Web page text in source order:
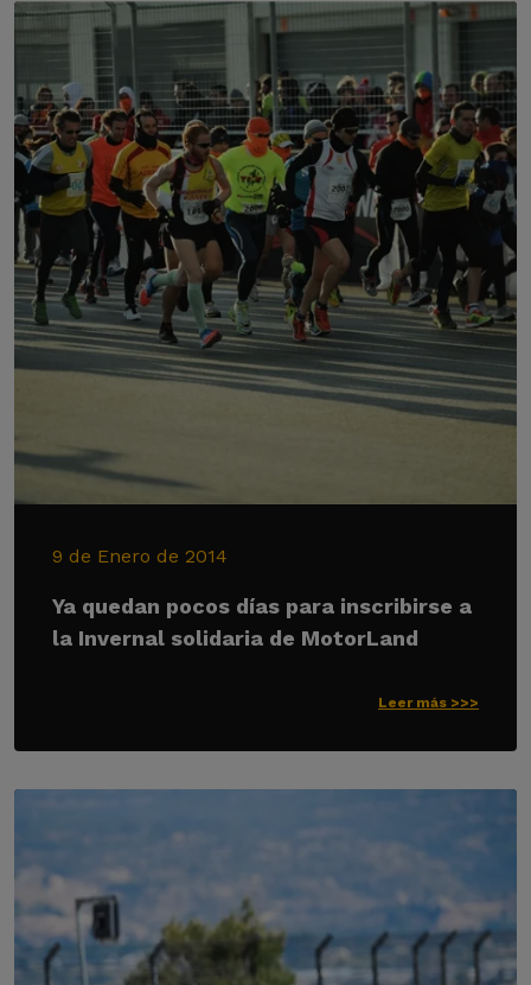
9 de Enero de 2014
Ya quedan pocos días para inscribirse a
la Invernal solidaria de MotorLand
Leer más >>>